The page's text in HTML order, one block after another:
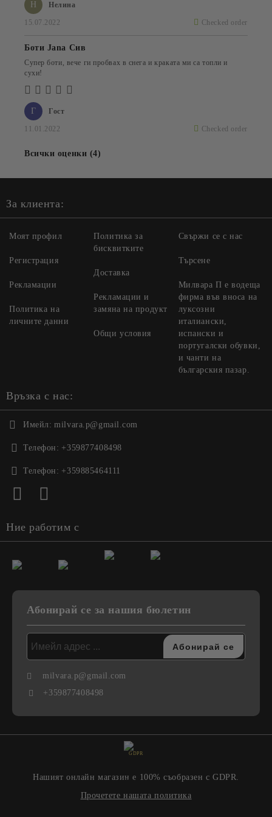
Н Нелина
15.07.2022 Checked order
Г Гост
11.01.2022 Checked order
Боти Jana Сив
Супер боти, вече ги пробвах в снега и краката ми са топли и
сухи!
Всички оценки (4)
За клиента:
Моят профил
Регистрация
Рекламации
Политика на
личните данни
Политика за
бисквитките
Доставка
Рекламации и
замяна на продукт
Общи условия
Свържи се с нас
Търсене
Милвара П е водеща
фирма във вноса на
луксозни
италиански,
испански и
португалски обувки,
и чанти на
българския пазар.
Връзка с нас:
Имейл: milvara.p@gmail.com
Телефон: +359877408498
Телефон: +359885464111
Ние работим с
Абонирай се за нашия бюлетин
milvara.p@gmail.com
+359877408498
GDPR
Нашият онлайн магазин е 100% съобразен с GDPR.
Прочетете нашата политика